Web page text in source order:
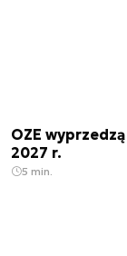
OZE
2027 r.
5 min.